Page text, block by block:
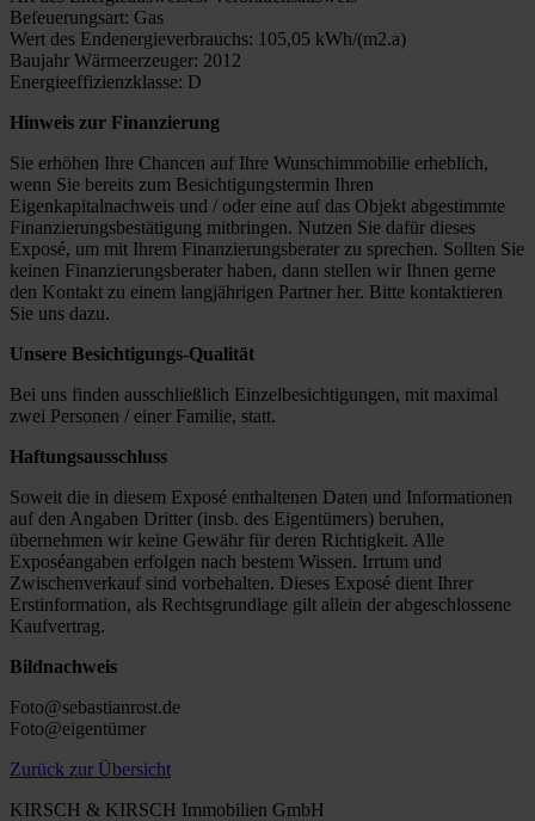
Befeuerungsart: Gas
Wert des Endenergieverbrauchs: 105,05 kWh/(m2.a)
Baujahr Wärmeerzeuger: 2012
Energieeffizienzklasse: D
Hinweis zur Finanzierung
Sie erhöhen Ihre Chancen auf Ihre Wunschimmobilie erheblich,
wenn Sie bereits zum Besichtigungstermin Ihren
Eigenkapitalnachweis und / oder eine auf das Objekt abgestimmte
Finanzierungsbestätigung mitbringen. Nutzen Sie dafür dieses
Exposé, um mit Ihrem Finanzierungsberater zu sprechen. Sollten Sie
keinen Finanzierungsberater haben, dann stellen wir Ihnen gerne
den Kontakt zu einem langjährigen Partner her. Bitte kontaktieren
Sie uns dazu.
Unsere Besichtigungs-Qualität
Bei uns finden ausschließlich Einzelbesichtigungen, mit maximal
zwei Personen / einer Familie, statt.
Haftungsausschluss
Soweit die in diesem Exposé enthaltenen Daten und Informationen
auf den Angaben Dritter (insb. des Eigentümers) beruhen,
übernehmen wir keine Gewähr für deren Richtigkeit. Alle
Exposéangaben erfolgen nach bestem Wissen. Irrtum und
Zwischenverkauf sind vorbehalten. Dieses Exposé dient Ihrer
Erstinformation, als Rechtsgrundlage gilt allein der abgeschlossene
Kaufvertrag.
Bildnachweis
Foto@sebastianrost.de
Foto@eigentümer
Zurück zur Übersicht
KIRSCH & KIRSCH Immobilien GmbH